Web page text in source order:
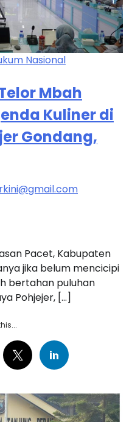
Nasional
Mbah
Kuliner di
Gondang,
Pacet, Kabupaten
jika belum mencicipi
bertahan puluhan
Pohjejer, […]